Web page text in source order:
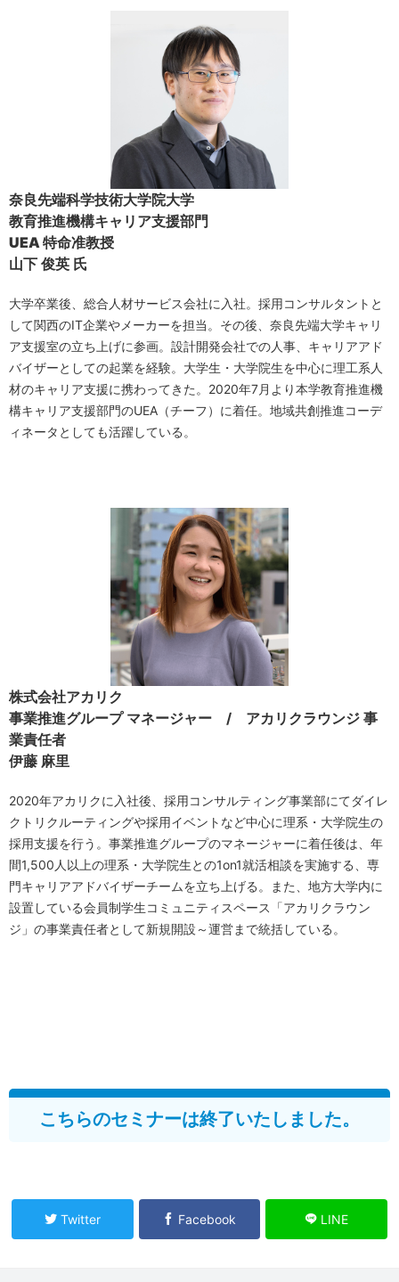
奈良先端科学技術大学院大学
教育推進機構キャリア支援部門
UEA 特命准教授
山下 俊英 氏
大学卒業後、総合人材サービス会社に入社。採用コンサルタントと
して関西のIT企業やメーカーを担当。その後、奈良先端大学キャリ
ア支援室の立ち上げに参画。設計開発会社での人事、キャリアアド
バイザーとしての起業を経験。大学生・大学院生を中心に理工系人
材のキャリア支援に携わってきた。2020年7月より本学教育推進機
構キャリア支援部門のUEA（チーフ）に着任。地域共創推進コーデ
ィネータとしても活躍している。
株式会社アカリク
事業推進グループ マネージャー / アカリクラウンジ 事
業責任者
伊藤 麻里
2020年アカリクに入社後、採用コンサルティング事業部にてダイレ
クトリクルーティングや採用イベントなど中心に理系・大学院生の
採用支援を行う。事業推進グループのマネージャーに着任後は、年
間1,500人以上の理系・大学院生との1on1就活相談を実施する、専
門キャリアアドバイザーチームを立ち上げる。また、地方大学内に
設置している会員制学生コミュニティスペース「アカリクラウン
ジ」の事業責任者として新規開設～運営まで統括している。
こちらのセミナーは終了いたしました。
Twitter Facebook LINE